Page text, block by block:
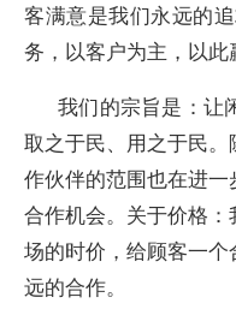
客满意是我们永远的
务，以客户为主，以此
我们的宗旨是：让
取之于民、用之于民
作伙伴的范围也在进
合作机会。关于价格
场的时价，给顾客一
远的合作。